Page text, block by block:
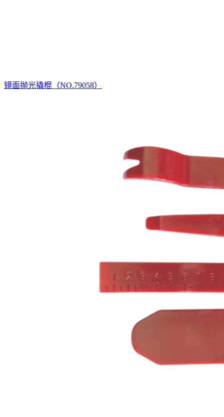
镜面抛光撬棍（NO.79058）